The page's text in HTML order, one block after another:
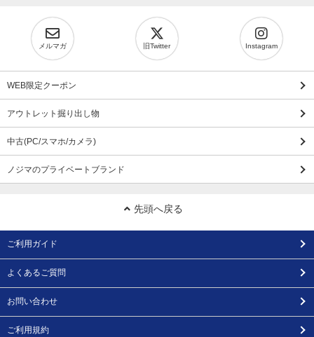
メルマガ 旧Twitter Instagram
WEB限定クーポン
アウトレット掘り出し物
中古(PC/スマホ/カメラ)
ノジマのプライベートブランド
先頭へ戻る
ご利用ガイド
よくあるご質問
お問い合わせ
ご利用規約